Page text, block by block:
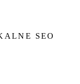
SEO